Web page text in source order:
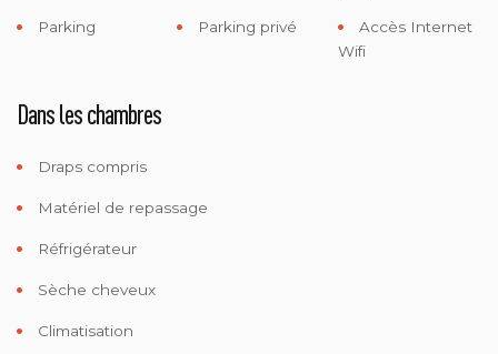
Parking Parking privé
Accès Internet
Wifi
Dans les chambres
Draps compris
Matériel de repassage
Réfrigérateur
Sèche cheveux
Climatisation